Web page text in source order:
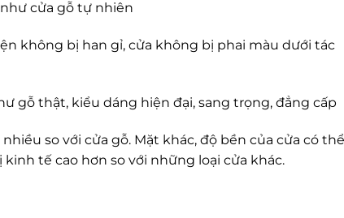
như cửa gỗ tự nhiên
không bị han gỉ, cửa không bị phai màu dưới tác
gỗ thật, kiểu dáng hiện đại, sang trọng, đẳng cấp
so với cửa gỗ. Mặt khác, độ bền của cửa có
tế cao hơn so với những loại cửa khác.